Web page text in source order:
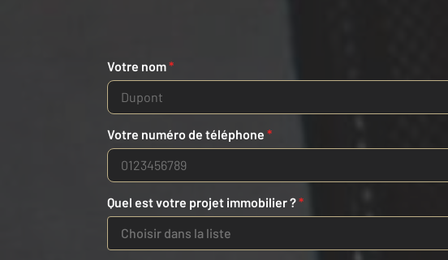
Votre nom*
Votre numéro de téléphone *
Quel est votre projet immobilier ?*
Choisir dans la liste